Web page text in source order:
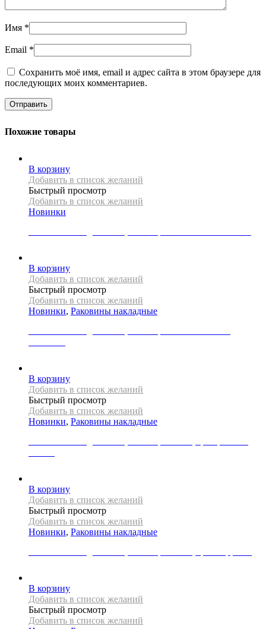
Имя *
Email *
Сохранить моё имя, email и адрес сайта в этом браузере для
последующих моих комментариев.
Похожие товары
В корзину
Добавить в список желаний
Быстрый просмотр
Добавить в список желаний
Новинки
В корзину
Добавить в список желаний
Быстрый просмотр
Добавить в список желаний
Новинки, Раковины накладные
В корзину
Добавить в список желаний
Быстрый просмотр
Добавить в список желаний
Новинки, Раковины накладные
В корзину
Добавить в список желаний
Быстрый просмотр
Добавить в список желаний
Новинки, Раковины накладные
В корзину
Добавить в список желаний
Быстрый просмотр
Добавить в список желаний